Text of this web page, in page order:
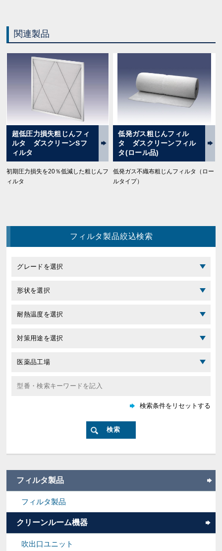
関連製品
超低圧力損失粗じんフィ
ルタ ダスクリーンSフ
ィルタ
初期圧力損失を20％低減した粗じんフ
ィルタ
低発ガス粗じんフィル
タ ダスクリーンフィル
タ(ロール品)
低発ガス不織布粗じんフィルタ（ロー
ルタイプ）
フィルタ製品絞込検索
フィルタ製品
フィルタ製品
クリーンルーム機器
吹出口ユニット